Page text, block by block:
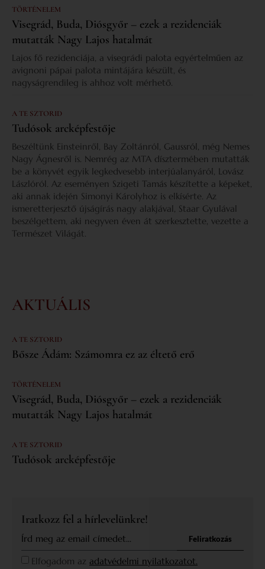
TÖRTÉNELEM
Visegrád, Buda, Diósgyőr – ezek a rezidenciák
mutatták Nagy Lajos hatalmát
Lajos fő rezidenciája, a visegrádi palota egyértelműen az
avignoni pápai palota mintájára készült, és
nagyságrendileg is ahhoz volt mérhető.
A TE SZTORID
Tudósok arcképfestője
Beszéltünk Einsteinről, Bay Zoltánról, Gaussról, még Nemes
Nagy Ágnesről is. Nemrég az MTA dísztermében mutatták
be a könyvét egyik legkedvesebb interjúalanyáról, Lovász
Lászlóról. Az eseményen Szigeti Tamás készítette a képeket,
aki annak idején Simonyi Károlyhoz is elkísérte. Az
ismeretterjesztő újságírás nagy alakjával, Staar Gyulával
beszélgettem, aki negyven éven át szerkesztette, vezette a
Természet Világát.
AKTUÁLIS
A TE SZTORID
Bősze Ádám: Számomra ez az éltető erő
TÖRTÉNELEM
Visegrád, Buda, Diósgyőr – ezek a rezidenciák
mutatták Nagy Lajos hatalmát
A TE SZTORID
Tudósok arcképfestője
Iratkozz fel a hírlevelünkre!
Elfogadom az adatvédelmi nyilatkozatot.
Feliratkozás